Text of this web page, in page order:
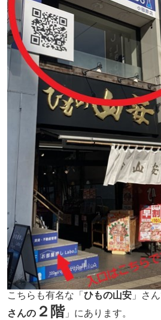
こ ちらも有名な「 ひもの山安」さ
さんの２階」にあります。